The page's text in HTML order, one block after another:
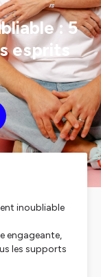
: 5
esprits
inoubliable
engageante,
les supports